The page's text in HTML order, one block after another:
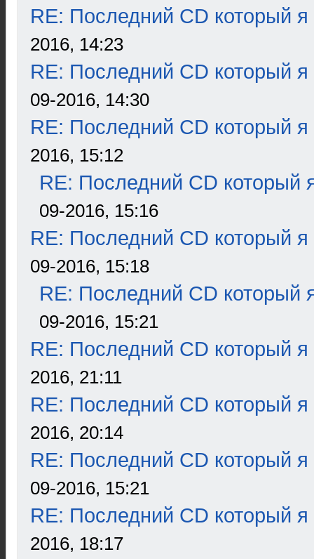
RE: Последний CD который я
2016, 14:23
RE: Последний CD который я
09-2016, 14:30
RE: Последний CD который я
2016, 15:12
RE: Последний CD который
09-2016, 15:16
RE: Последний CD который я
09-2016, 15:18
RE: Последний CD который
09-2016, 15:21
RE: Последний CD который я
2016, 21:11
RE: Последний CD который я
2016, 20:14
RE: Последний CD который я
09-2016, 15:21
RE: Последний CD который я
2016, 18:17